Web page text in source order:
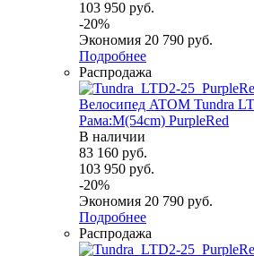
103 950 руб.
-20%
Экономия 20 790 руб.
Подробнее
Распродажа
Велосипед ATOM Tundra
Рама:M(54cm) PurpleRed
В наличии
83 160 руб.
103 950 руб.
-20%
Экономия 20 790 руб.
Подробнее
Распродажа